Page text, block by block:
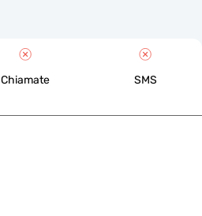
Chiamate SMS